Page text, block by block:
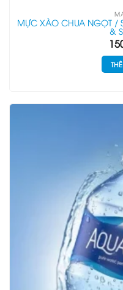
MỰC XÀO CHUA NGỌT
&